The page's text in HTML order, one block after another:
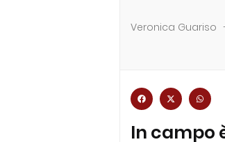
Veronica Guariso
In campo